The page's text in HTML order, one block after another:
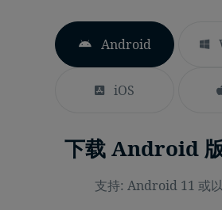
Android
iOS
下载 Android
支持: Android 11 或